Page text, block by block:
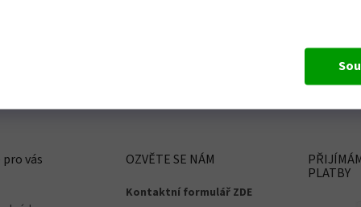
vás OZVĚTE SE NÁM
Kontaktní formulář ZDE
PLATBY